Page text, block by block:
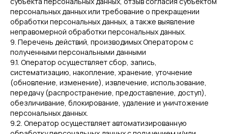
персональных данных или требование о прекращении
обработки персональных данных, а также выявление
неправомерной обработки персональных данных.
9. Перечень действий, производимых Оператором с
полученными персональными данными
9.1. Оператор осуществляет сбор, запись,
систематизацию, накопление, хранение, уточнение
(обновление, изменение), извлечение, использование,
передачу (распространение, предоставление, доступ),
обезличивание, блокирование, удаление и уничтожение
персональных данных.
9.2. Оператор осуществляет автоматизированную